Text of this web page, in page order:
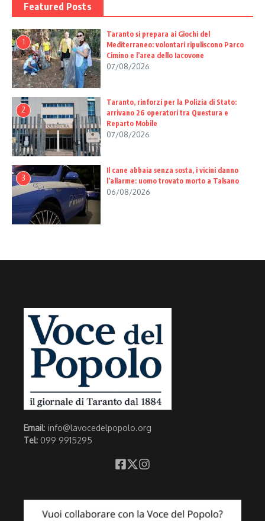
Featured Posts
1
Taranto si prepara ai Giochi del
Mediterraneo: volontari ripuliscono Parco
Cimino e l’area dello Iacovone
07/08/2026
2
Taranto, rinforzi per la Polizia di Stato:
arrivano 26 operatori tra Questura e
Reparto Mobile
07/08/2026
3
Il cane abbaia senza sosta, i vicini danno
l’allarme: uomo trovato morto a Talsano
06/08/2026
Email: info@lavocedelpopolo.org
Tel: 099 9915295